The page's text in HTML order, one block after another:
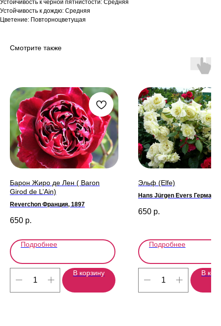
Устойчивость к черной пятнистости: Средняя
Устойчивость к дождю: Средняя
Цветение: Повторноцветущая
Смотрите также
Барон Жиро де Лен ( Baron
Girod de L’Ain)
Reverchon Франция, 1897
650 р.
Подробнее
В корзину
Эльф (Elfe)
Hans Jürgen Evers
650 р.
Подробнее
В